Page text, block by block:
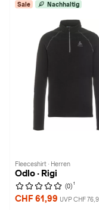
Sale Nachhaltig
Fleeceshirt · Herren
Odlo · Rigi
(0) 1
CHF 61,99 UVP CHF